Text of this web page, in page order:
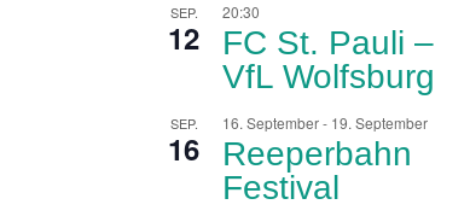
SEP.
12
20:30
FC St. Pauli –
VfL Wolfsburg
SEP.
16
16. September- 19. September
Reeperbahn
Festival